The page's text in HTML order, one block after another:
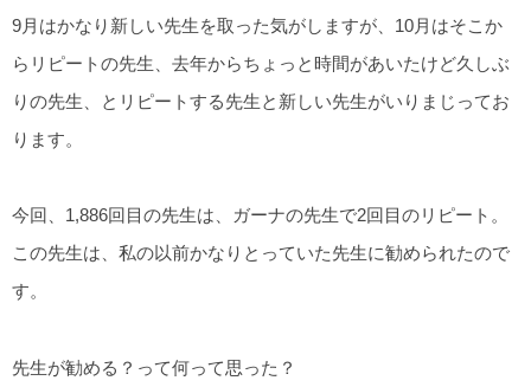
9月はかなり新しい先生を取った気がしますが、10月はそこか
らリピートの先生、去年からちょっと時間があいたけど久しぶ
りの先生、とリピートする先生と新しい先生がいりまじってお
ります。
今回、1,886回目の先生は、ガーナの先生で2回目のリピート。
この先生は、私の以前かなりとっていた先生に勧められたので
す。
先生が勧める？って何って思った？